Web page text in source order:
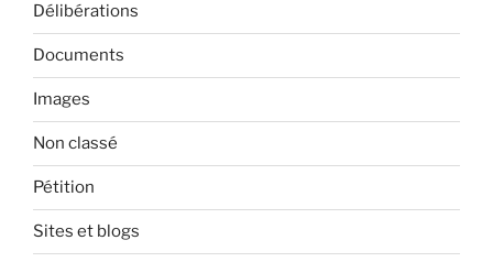
Délibérations
Documents
Images
Non classé
Pétition
Sites et blogs